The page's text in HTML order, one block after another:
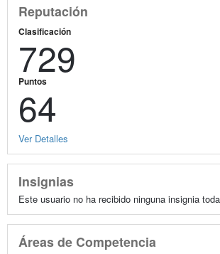
Reputación
Clasificación
729
Puntos
64
Ver Detalles
Insignias
Este usuario no ha recibido ninguna insignia
Áreas de Competencia